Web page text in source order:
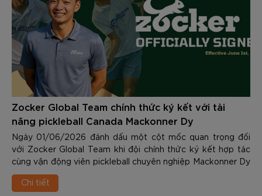
Zocker Global Team chính thức ký kết với tài
năng pickleball Canada Mackonner Dy
Ngày 01/06/2026 đánh dấu một cột mốc quan trọng đối
với Zocker Global Team khi đội chính thức ký kết hợp tác
cùng vận động viên pickleball chuyên nghiệp Mackonner Dy
- một trong những tài năng trẻ nổi bật nhất của làng
pickleball quốc tế hiện nay.
Chi tiết